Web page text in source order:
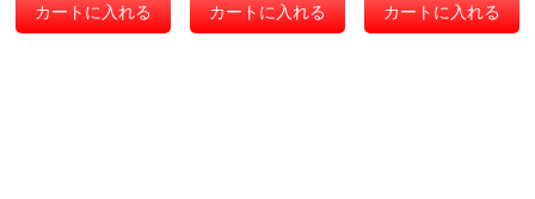
カートに入れる カートに入れる カートに入れる